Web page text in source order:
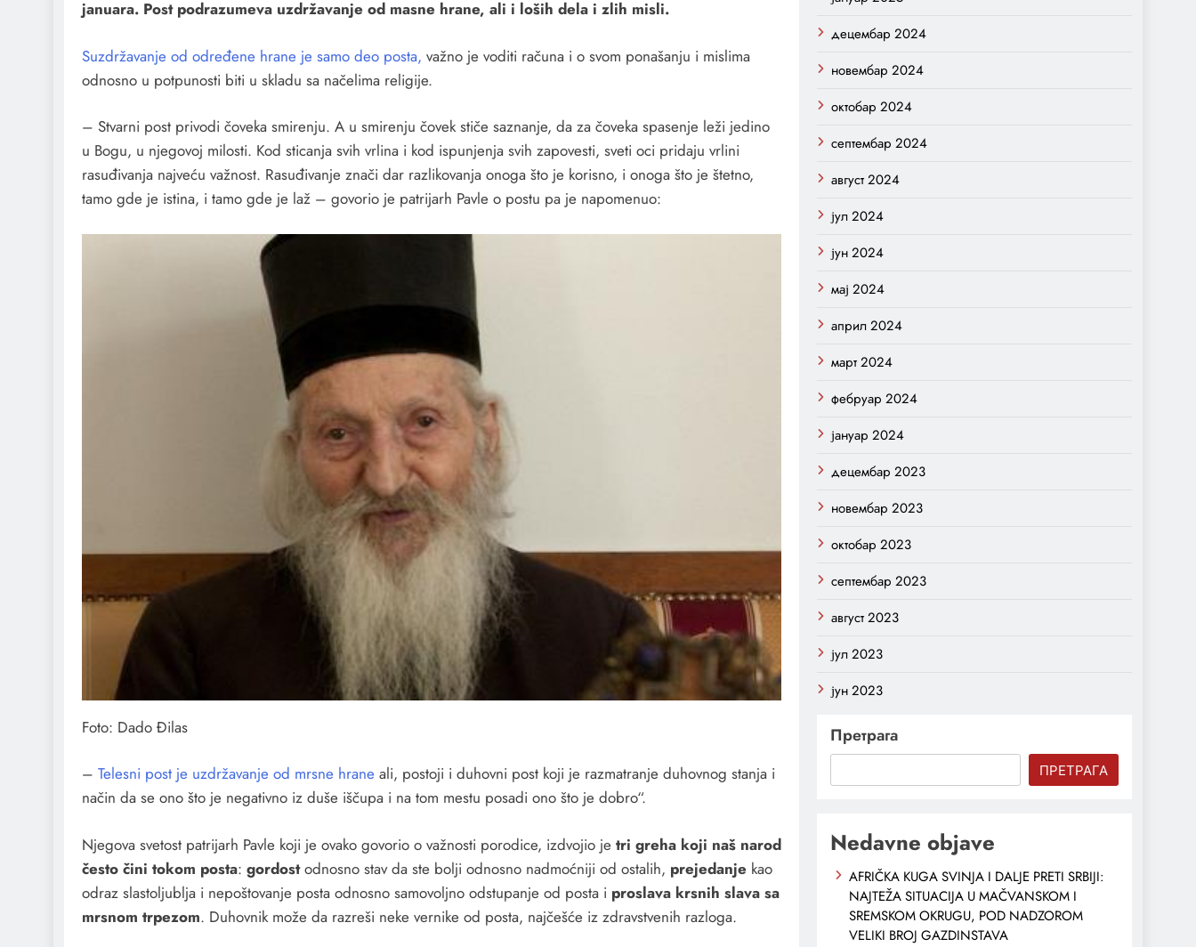
januara. Post podrazumeva uzdržavanje od masne hrane, ali i loših dela i zlih misli.
Suzdržavanje od određene hrane je samo deo posta, važno je voditi računa i o svom ponašanju i mislima
odnosno u potpunosti biti u skladu sa načelima religije.
– Stvarni post privodi čoveka smirenju. A u smirenju čovek stiče saznanje, da za čoveka spasenje leži jedino
u Bogu, u njegovoj milosti. Kod sticanja svih vrlina i kod ispunjenja svih zapovesti, sveti oci pridaju vrlini
rasuđivanja najveću važnost. Rasuđivanje znači dar razlikovanja onoga što je korisno, i onoga što je štetno,
tamo gde je istina, i tamo gde je laž – govorio je patrijarh Pavle o postu pa je napomenuo:
Foto: Dado Đilas
– Telesni post je uzdržavanje od mrsne hrane ali, postoji i duhovni post koji je razmatranje duhovnog stanja i
način da se ono što je negativno iz duše iščupa i na tom mestu posadi ono što je dobro“.
Njegova svetost patrijarh Pavle koji je ovako govorio o važnosti porodice, izdvojio je tri greha koji naš narod
često čini tokom posta: gordostodnosno stav da ste bolji odnosno nadmoćniji od ostalih, prejedanje kao
odraz slastoljublja i nepoštovanje posta odnosno samovoljno odstupanje od posta i proslava krsnih slava sa
mrsnom trpezom. Duhovnik može da razreši neke vernike od posta, najčešće iz zdravstvenih razloga.
децембар 2024
новембар 2024
октобар 2024
септембар 2024
август 2024
јул 2024
јун 2024
мај 2024
април 2024
март 2024
фебруар 2024
јануар 2024
децембар 2023
новембар 2023
октобар 2023
септембар 2023
август 2023
јул 2023
јун 2023
Претрага
ПРЕТРАГА
Nedavne objave
AFRIČKA KUGA SVINJA I DALJE PRETI SRBIJI:
NAJTEŽA SITUACIJA U MAČVANSKOM I
SREMSKOM OKRUGU, POD NADZOROM
VELIKI BROJ GAZDINSTAVA